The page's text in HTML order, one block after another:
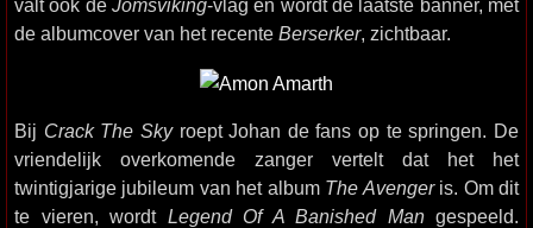
valt ook de Jomsviking-vlag en wordt de laatste banner, met
de albumcover van het recente Berserker, zichtbaar.
Bij Crack The Skyroept Johan de fans op te springen. De
vriendelijk overkomende zanger vertelt dat het het
twintigjarige jubileum van het album The Avengeris. Om dit
te vieren, wordt Legend Of A Banished Mangespeeld.